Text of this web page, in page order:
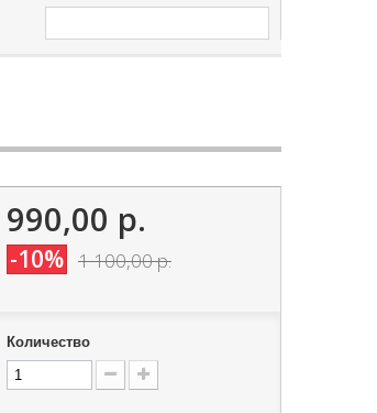
990,00 р.
-10% 1 100,00 р.
Количество